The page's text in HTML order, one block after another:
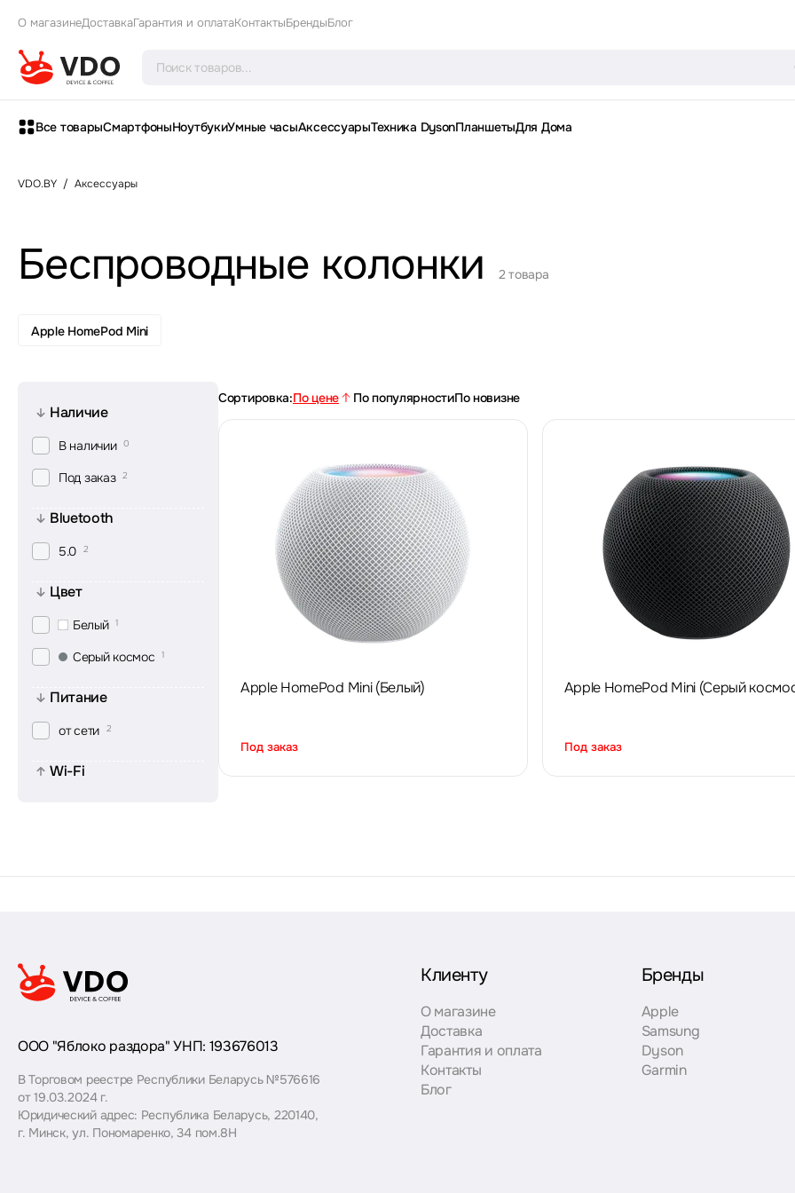
О магазинеДоставкаГарантия и оплатаКонтактыБрендыБлог
Все товарыСмартфоныНоутбукиУмные часыАксессуарыТехника DysonПланшетыДля Дома
VDO.BY / Аксессуары
Беспроводные колонки 2 товара
Apple HomePod Mini
Наличие
В наличии 0
Под заказ 2
Bluetooth
5.0 2
Цвет
Белый 1
Серый космос 1
Питание
от сети 2
Wi-Fi
Сортировка:По цене По популярностиПо новизне
Apple HomePod Mini (Белый)
Под заказ
Apple HomePod Mini (Серый
Под заказ
ООО "Яблоко раздора" УНП: 193676013
В Торговом реестре Республики Беларусь №576616
от 19.03.2024 г.
Юридический адрес: Республика Беларусь, 220140,
г. Минск, ул. Пономаренко, 34 пом.8Н
Клиенту
О магазине
Доставка
Гарантия и оплата
Контакты
Блог
Бренды
Apple
Samsung
Dyson
Garmin